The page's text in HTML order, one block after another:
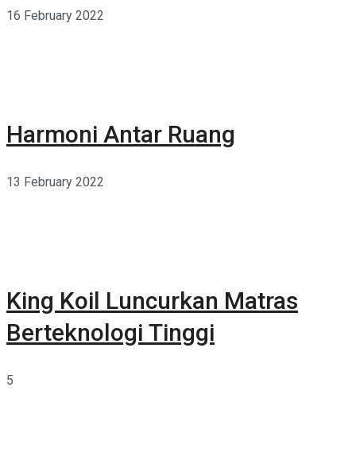
16 February 2022
Harmoni Antar Ruang
13 February 2022
King Koil Luncurkan Matras
Berteknologi Tinggi
5